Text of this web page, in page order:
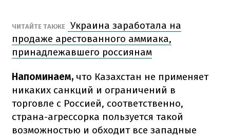
ЧИТАЙТЕ ТАКЖЕ
Украина заработала на
продаже арестованного аммиака,
принадлежавшего россиянам
Напоминаем, что Казахстан не применяет
никаких санкций и ограничений в
торговле с Россией, соответственно,
страна-агрессорка пользуется такой
возможностью и обходит все западные